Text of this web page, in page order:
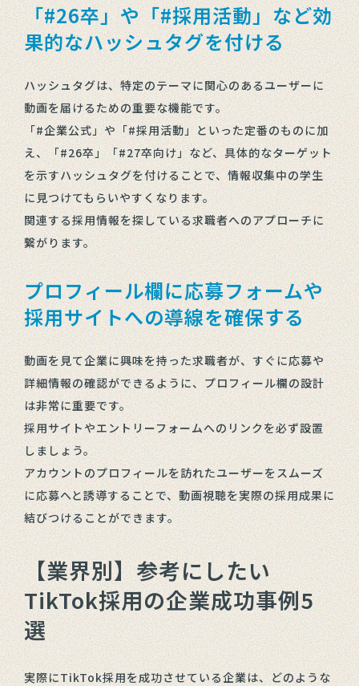
「#26卒」や「#採用活動」など効
果的なハッシュタグを付ける
ハッシュタグは、特定のテーマに関心のあるユーザーに
動画を届けるための重要な機能です。
「#企業公式」や「#採用活動」といった定番のものに加
え、「#26卒」「#27卒向け」など、具体的なターゲット
を示すハッシュタグを付けることで、情報収集中の学生
に見つけてもらいやすくなります。
関連する採用情報を探している求職者へのアプローチに
繋がります。
プロフィール欄に応募フォームや
採用サイトへの導線を確保する
動画を見て企業に興味を持った求職者が、すぐに応募や
詳細情報の確認ができるように、プロフィール欄の設計
は非常に重要です。
採用サイトやエントリーフォームへのリンクを必ず設置
しましょう。
アカウントのプロフィールを訪れたユーザーをスムーズ
に応募へと誘導することで、動画視聴を実際の採用成果に
結びつけることができます。
【業界別】参考にしたい
TikTok採用の企業成功事例5
選
実際にTikTok採用を成功させている企業は、どのような